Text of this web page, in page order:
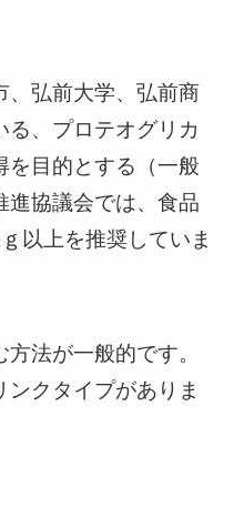
、弘前大学、弘前商
る、プロテオグリカ
を目的とする（一般
進協議会では、食品
以上を推奨していま
法が一般的です。
クタイプがありま